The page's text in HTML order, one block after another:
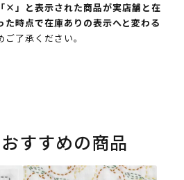
×」と表示された商品が実店舗と在
時点で在庫ありの表示へと変わる
ご了承ください。
すすめの商品